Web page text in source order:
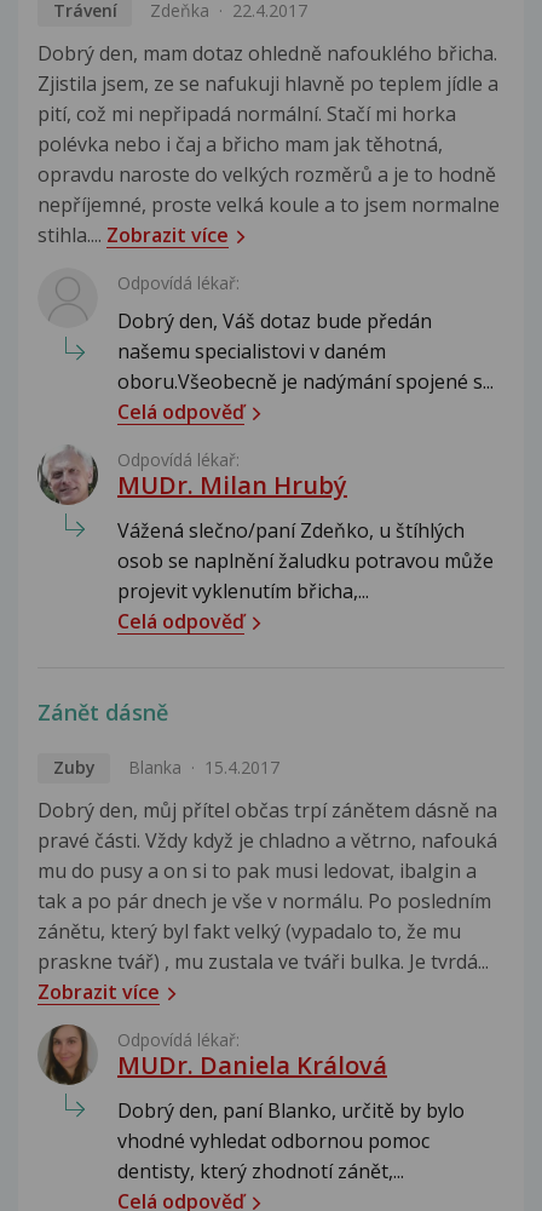
Trávení Zdeňka 22.4.2017
Dobrý den, mam dotaz ohledně nafouklého břicha.
Zjistila jsem, ze se nafukuji hlavně po teplem jídle a
pití, což mi nepřipadá normální. Stačí mi horka
polévka nebo i čaj a břicho mam jak těhotná,
opravdu naroste do velkých rozměrů a je to hodně
nepříjemné, proste velká koule a to jsem normalne
stihla.... Zobrazit více
Odpovídá lékař:
Dobrý den, Váš dotaz bude předán
našemu specialistovi v daném
oboru.Všeobecně je nadýmání spojené s...
Celá odpověď
Odpovídá lékař:
MUDr. Milan Hrubý
Vážená slečno/paní Zdeňko, u štíhlých
osob se naplnění žaludku potravou může
projevit vyklenutím břicha,...
Celá odpověď
Zánět dásně
Zuby Blanka 15.4.2017
Dobrý den, můj přítel občas trpí zánětem dásně na
pravé části. Vždy když je chladno a větrno, nafouká
mu do pusy a on si to pak musi ledovat, ibalgin a
tak a po pár dnech je vše v normálu. Po posledním
zánětu, který byl fakt velký (vypadalo to, že mu
praskne tvář) , mu zustala ve tváři bulka. Je tvrdá...
Zobrazit více
Odpovídá lékař:
MUDr. Daniela Králová
Dobrý den, paní Blanko, určitě by bylo
vhodné vyhledat odbornou pomoc
dentisty, který zhodnotí zánět,...
Celá odpověď